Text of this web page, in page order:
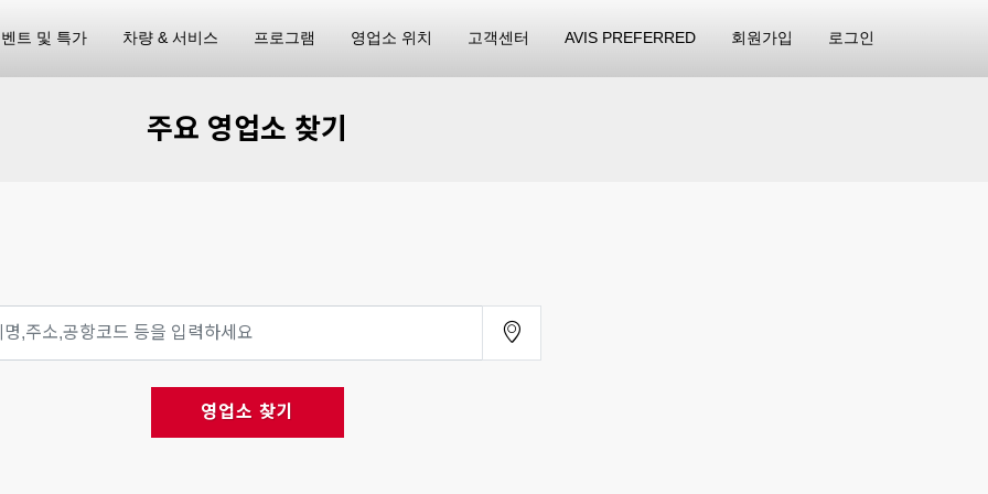
트 및 특가 차량 & 서비스 프로그램 영업소 위치 고객센터 AVIS PREFERRED 회원가입 로그인
주요 영업소 찾기
영업소 찾기